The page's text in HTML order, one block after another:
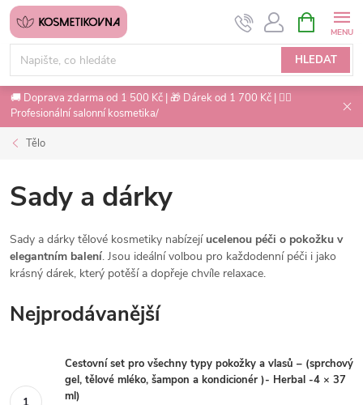
Přejít
obsah
HLEDAT
NÁKUPNÍ
KOŠÍK
🚚 Doprava zdarma od 1 500 Kč | 🎁 Dárek od 1 700 Kč | 💇‍♀️
Profesionální salonní kosmetika/
Tělo
Sady a dárky
Sady a dárky tělové kosmetiky nabízejí ucelenou péči o pokožku v
elegantním balení. Jsou ideální volbou pro každodenní péči i jako
krásný dárek, který potěší a dopřeje chvíle relaxace.
Nejprodávanější
Cestovní set pro všechny typy pokožky a vlasů – (sprchový
gel, tělové mléko, šampon a kondicionér )- Herbal -4 × 37
ml)